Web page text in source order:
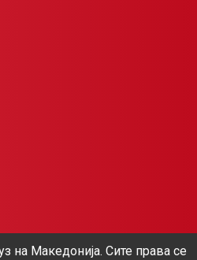
на Македонија. Сите права се